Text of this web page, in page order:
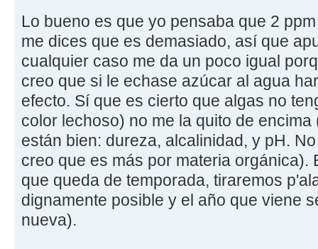
Lo bueno es que yo pensaba que 2
me dices que es demasiado, así que
cualquier caso me da un poco igual
creo que si le echase azúcar al agua
efecto. Sí que es cierto que algas no
color lechoso) no me la quito de
están bien: dureza, alcalinidad, y pH.
creo que es más por materia orgánica).
que queda de temporada, tiraremos
dignamente posible y el año que viene
nueva).